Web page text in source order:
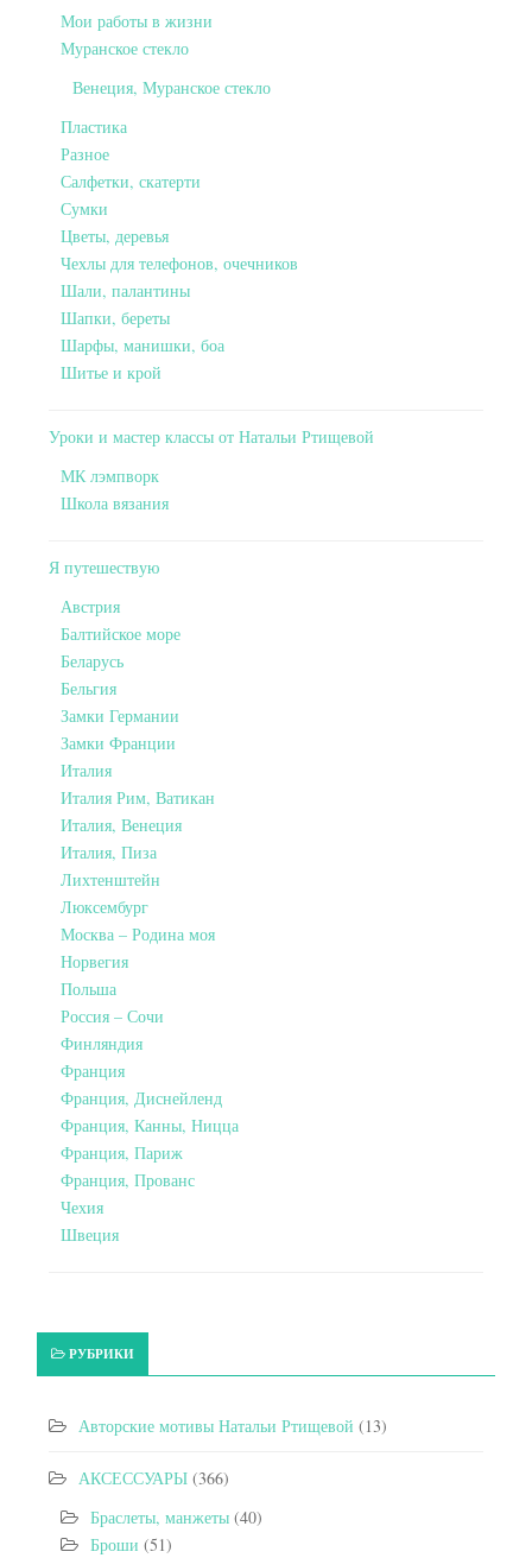
Мои работы в жизни
Муранское стекло
Венеция, Муранское стекло
Пластика
Разное
Салфетки, скатерти
Сумки
Цветы, деревья
Чехлы для телефонов, очечников
Шали, палантины
Шапки, береты
Шарфы, манишки, боа
Шитье и крой
Уроки и мастер классы от Натальи Ртищевой
МК лэмпворк
Школа вязания
Я путешествую
Австрия
Балтийское море
Беларусь
Бельгия
Замки Германии
Замки Франции
Италия
Италия Рим, Ватикан
Италия, Венеция
Италия, Пиза
Лихтенштейн
Люксембург
Москва – Родина моя
Норвегия
Польша
Россия – Сочи
Финляндия
Франция
Франция, Диснейленд
Франция, Канны, Ницца
Франция, Париж
Франция, Прованс
Чехия
Швеция
РУБРИКИ
Авторские мотивы Натальи Ртищевой (13)
АКСЕССУАРЫ (366)
Браслеты, манжеты (40)
Броши (51)